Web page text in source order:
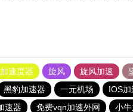
速度器 旋风 旋风加速
黑豹加速器 一元机场 IOS加
速器 免费vqn加速外网 小